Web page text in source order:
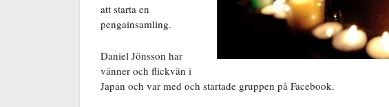
att starta en
pengainsamling.
Daniel Jönsson har
vänner och flickvän i
Japan och var med och startade gruppen på Facebook.